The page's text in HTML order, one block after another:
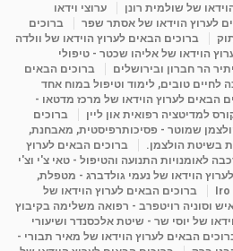
של שולמית רונן
ערוצי וידאו
לערוץ הוידאו של אסתר שפר
ברוכים
ברוכים הבאים לערוץ הוידאו של וולדה
הוידאו של אליהו שכטר - טיפולי
הר חברון ובירושלים
ברוכים הבאים
לחיים טובים, לימוד וטיפול במוח אחד
הבאים לערוץ הוידאו של מרכז מדטאו -
למדיטציה רפואית און ליין
ברוכים
שמוטר - פסיכותרפיסטית, מאבחנת,
בשיטת הולצמן.
ברוכים הבאים לערוץ
לאומנויות התנועה והטיפול - טאי צ'י וצ'י
הוידאו של נעמי גולדברג - מטפלת,
ברוכים הבאים לערוץ הוידאו של
וסוניה רויטפרב - רפואה משלימה בקיבוץ
של יוסי שר - שיטת אלכסנדר ושיעורי
הבאים לערוץ הוידאו של מאיר תבורי -